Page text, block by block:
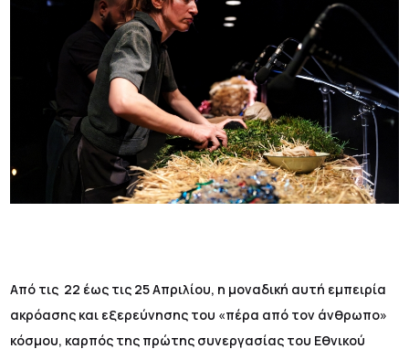
Από τις 22 έως τις 25 Απριλίου, η μοναδική αυτή εμπειρία
ακρόασης και εξερεύνησης του «πέρα από τον άνθρωπο»
κόσμου, καρπός της πρώτης συνεργασίας του Εθνικού